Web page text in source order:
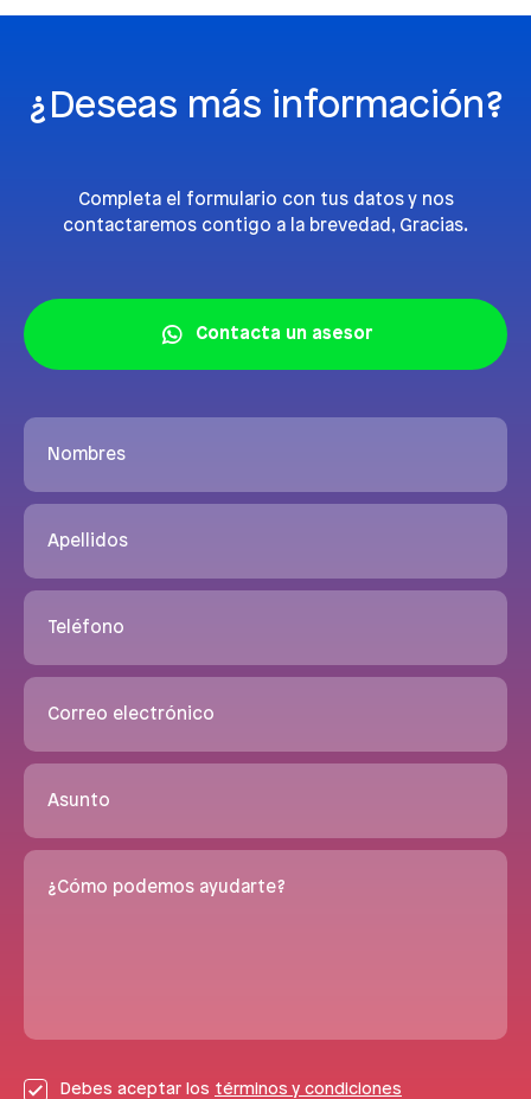
¿Deseas más información?
Completa el formulario con tus datos y nos
contactaremos contigo a la brevedad, Gracias.
Contacta un asesor
Nombres
Apellidos
Teléfono
Correo electrónico
Asunto
¿Cómo podemos ayudarte?
Debes aceptar los términos y condiciones